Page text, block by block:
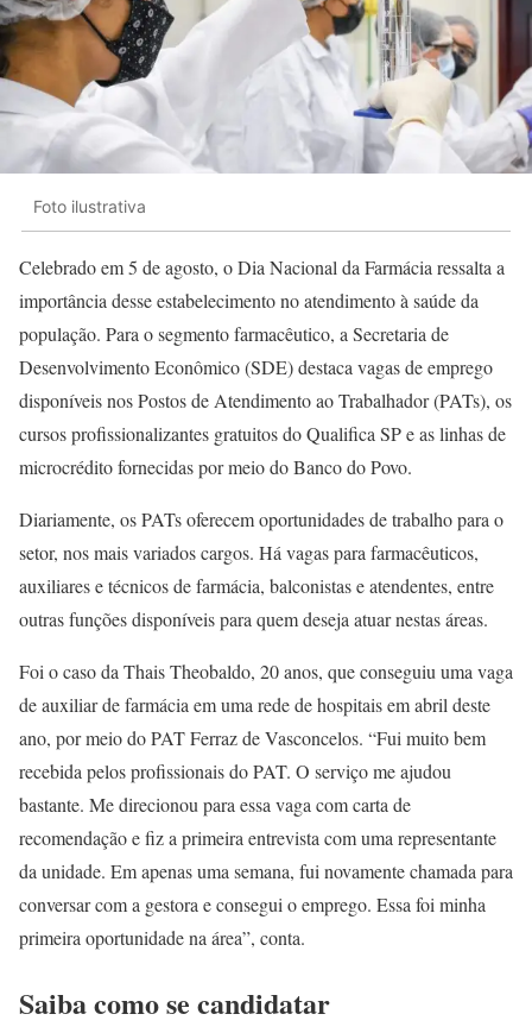
Foto ilustrativa
Celebrado em 5 de agosto, o Dia Nacional da Farmácia ressalta a
importância desse estabelecimento no atendimento à saúde da
população. Para o segmento farmacêutico, a Secretaria de
Desenvolvimento Econômico (SDE) destaca vagas de emprego
disponíveis nos Postos de Atendimento ao Trabalhador (PATs), os
cursos profissionalizantes gratuitos do Qualifica SP e as linhas de
microcrédito fornecidas por meio do Banco do Povo.
Diariamente, os PATs oferecem oportunidades de trabalho para o
setor, nos mais variados cargos. Há vagas para farmacêuticos,
auxiliares e técnicos de farmácia, balconistas e atendentes, entre
outras funções disponíveis para quem deseja atuar nestas áreas.
Foi o caso da Thais Theobaldo, 20 anos, que conseguiu uma vaga
de auxiliar de farmácia em uma rede de hospitais em abril deste
ano, por meio do PAT Ferraz de Vasconcelos. “Fui muito bem
recebida pelos profissionais do PAT. O serviço me ajudou
bastante. Me direcionou para essa vaga com carta de
recomendação e fiz a primeira entrevista com uma representante
da unidade. Em apenas uma semana, fui novamente chamada para
conversar com a gestora e consegui o emprego. Essa foi minha
primeira oportunidade na área”, conta.
Saiba como se candidatar